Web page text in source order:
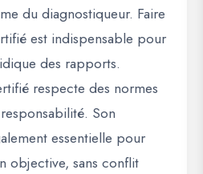
du diagnostiqueur. Faire
est indispensable pour
des rapports.
respecte des normes
Son
essentielle pour
objective, sans conflit